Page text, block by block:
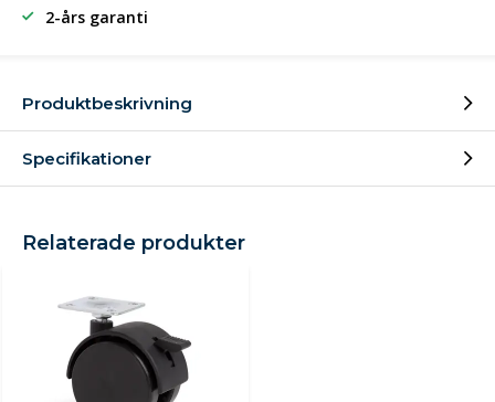
2-års garanti
Produktbeskrivning
Specifikationer
Relaterade produkter